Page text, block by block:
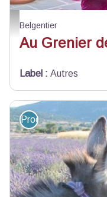
Au grenier de Peiresc - Au
Belgentier
Au Grenier
Label : Autres
Produit du terroir et